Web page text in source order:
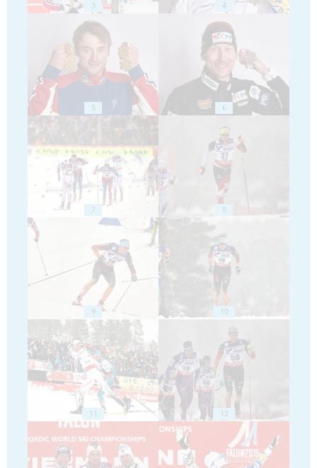
3 4
5 6
7 8
9 10
11 12